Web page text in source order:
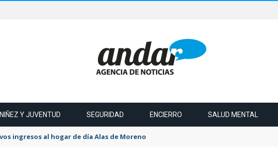
NIÑEZ Y JUVENTUD SEGURIDAD ENCIERRO SALUD MENTAL
ingresos al hogar de día Alas de Moreno